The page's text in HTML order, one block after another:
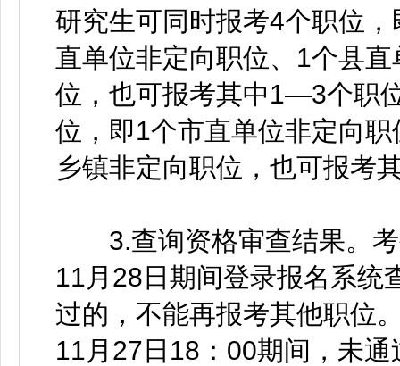
研究生可同时报考4个职位
直单位非定向职位、1个县
位，也可报考其中1—3个职
位，即1个市直单位非定向
乡镇非定向职位，也可报考
3.查询资格审查结果。考
11月28日期间登录报名系统
过的，不能再报考其他职位
11月27日18：00期间，未